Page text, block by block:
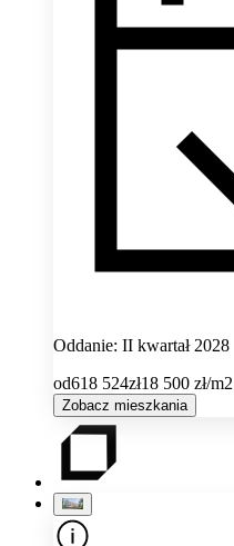
Oddanie: II kwartał 2028
od618 524zł18 500 zł/m2
Zobacz mieszkania